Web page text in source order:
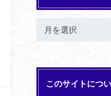
このサイトにつ